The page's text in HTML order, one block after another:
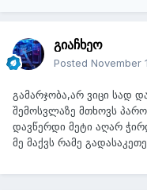
გიაჩხეო
Posted November
გამარჯობა,არ ვიცი სად
შემოსვლაზე მთხოვს
დავწერდი მეტი აღარ
მე მაქვს რამე